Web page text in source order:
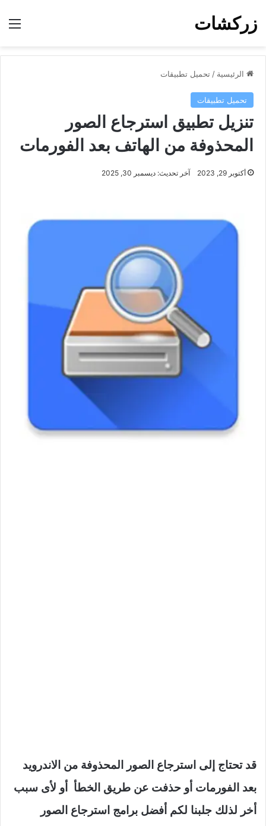
زركشات
الرئيسية / تحميل تطبيقات
تحميل تطبيقات
تنزيل تطبيق استرجاع الصور
المحذوفة من الهاتف بعد الفورمات
أكتوبر 29, 2023 آخر تحديث: ديسمبر 30, 2025
قد تحتاج إلى استرجاع الصور المحذوفة من الاندرويد
بعد الفورمات أو حذفت عن طريق الخطأ أو لأى سبب
أخر لذلك جلبنا لكم أفضل برامج استرجاع الصور